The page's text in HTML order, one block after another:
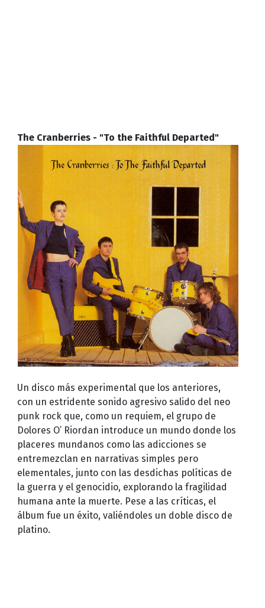
The Cranberries - "To the Faithful Departed"
Un disco más experimental que los anteriores,
con un estridente sonido agresivo salido del neo
punk rock que, como un requiem, el grupo de
Dolores O’ Riordan introduce un mundo donde los
placeres mundanos como las adicciones se
entremezclan en narrativas simples pero
elementales, junto con las desdichas políticas de
la guerra y el genocidio, explorando la fragilidad
humana ante la muerte. Pese a las críticas, el
álbum fue un éxito, valiéndoles un doble disco de
platino.